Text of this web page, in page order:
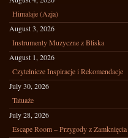
Himalaje (Azja)
August 3, 2026
Instrumenty Muzyczne z Bliska
August 1, 2026
Czytelnicze Inspiracje i Rekomendacje
July 30, 2026
Tatuaże
July 28, 2026
Escape Room – Przygody z Zamknięcia